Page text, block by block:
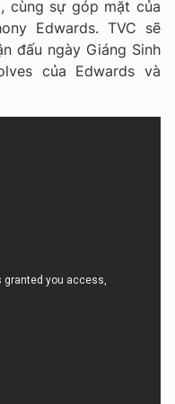
cùng sự góp mặt của
Edwards. TVC sẽ
đấu ngày Giáng Sinh
của Edwards và